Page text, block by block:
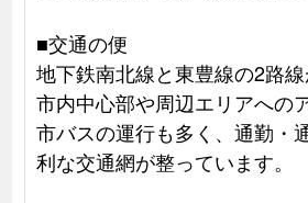
■交通の便
地下鉄南北線と東豊線の2路線
市内中心部や周辺エリアへの
市バスの運行も多く、通勤・
利な交通網が整っています。